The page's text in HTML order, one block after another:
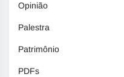
Opinião
Palestra
Patrimônio
PDFs